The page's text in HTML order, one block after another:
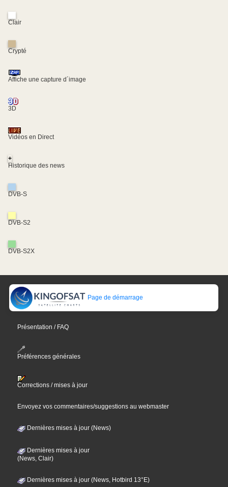
Clair
Crypté
Affiche une capture d´image
3D
Vidéos en Direct
+
Historique des news
DVB-S
DVB-S2
DVB-S2X
Page de démarrage
Présentation / FAQ
Préférences générales
Corrections / mises à jour
Envoyez vos commentaires/suggestions au webmaster
Dernières mises à jour (News)
Dernières mises à jour
(News, Clair)
Dernières mises à jour (News, Hotbird 13°E)